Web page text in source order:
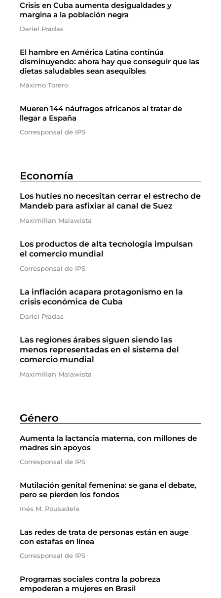
Crisis en Cuba aumenta desigualdades y
margina a la población negra
Dariel Pradas
El hambre en América Latina continúa
disminuyendo: ahora hay que conseguir que las
dietas saludables sean asequibles
Máximo Torero
Mueren 144 náufragos africanos al tratar de
llegar a España
Corresponsal de IPS
Economía
Los hutíes no necesitan cerrar el estrecho de
Mandeb para asfixiar al canal de Suez
Maximilian Malawista
Los productos de alta tecnología impulsan
el comercio mundial
Corresponsal de IPS
La inflación acapara protagonismo en la
crisis económica de Cuba
Dariel Pradas
Las regiones árabes siguen siendo las
menos representadas en el sistema del
comercio mundial
Maximilian Malawista
Género
Aumenta la lactancia materna, con millones de
madres sin apoyos
Corresponsal de IPS
Mutilación genital femenina: se gana el debate,
pero se pierden los fondos
Inés M. Pousadela
Las redes de trata de personas están en auge
con estafas en línea
Corresponsal de IPS
Programas sociales contra la pobreza
empoderan a mujeres en Brasil